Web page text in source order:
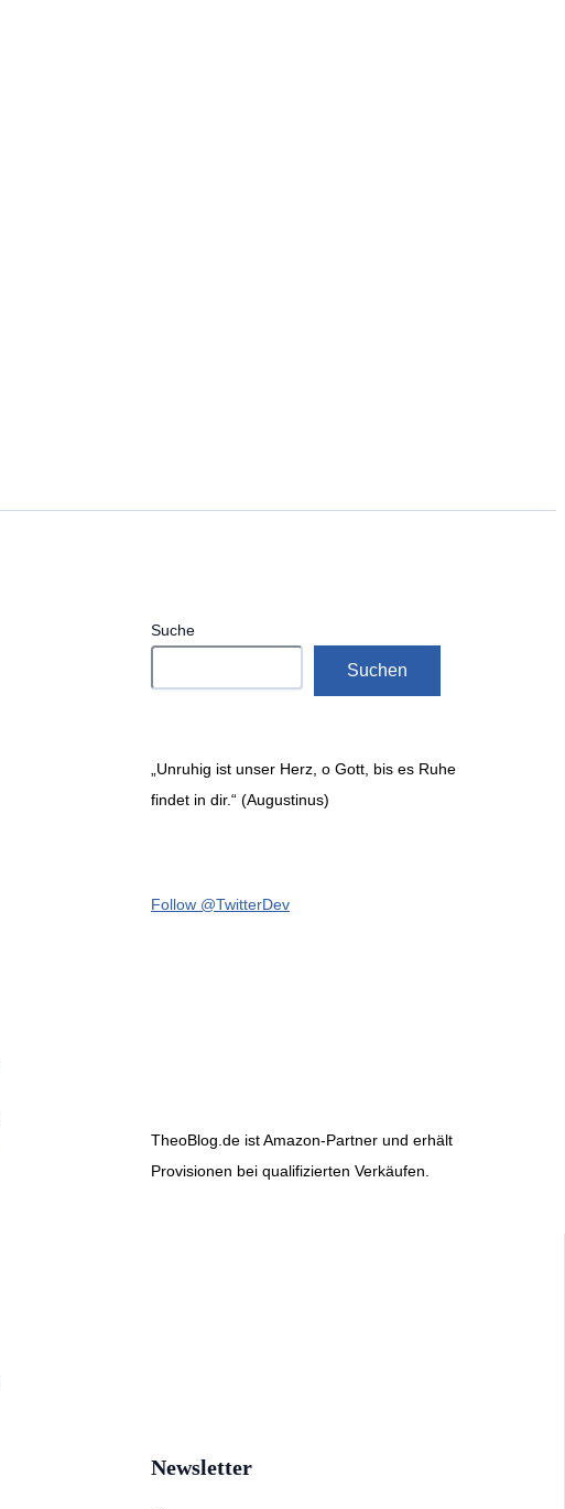
Suche
Suchen
„Unruhig ist unser Herz, o Gott, bis es Ruhe
findet in dir.“ (Augustinus)
Follow @TwitterDev
TheoBlog.de ist Amazon-Partner und erhält
Provisionen bei qualifizierten Verkäufen.
Newsletter